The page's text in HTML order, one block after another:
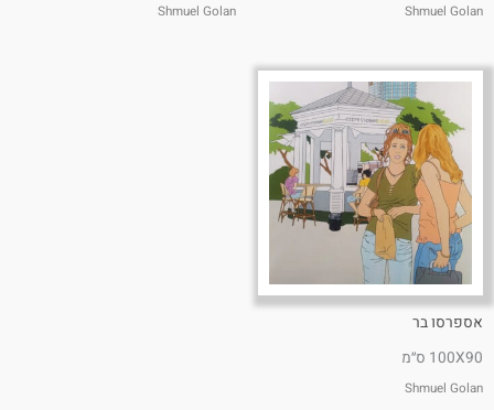
Shmuel Golan
Shmuel Golan
אספרסו בר
100X90 ס״מ
Shmuel Golan